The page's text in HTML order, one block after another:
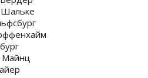
Шальке
Майнц